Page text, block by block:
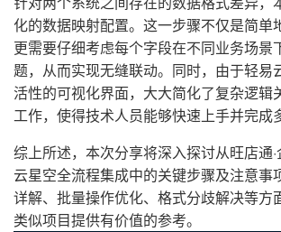
化的数据映射配置。这一步骤不仅是简单
更需要仔细考虑每个字段在不同业务场景
题，从而实现无缝联动。同时，由于轻易
活性的可视化界面，大大简化了复杂逻辑
工作，使得技术人员能够快速上手并完成
综上所述，本次分享将深入探讨从旺店通
云星空全流程集成中的关键步骤及注意事
详解、批量操作优化、格式分歧解决等方
类似项目提供有价值的参考。